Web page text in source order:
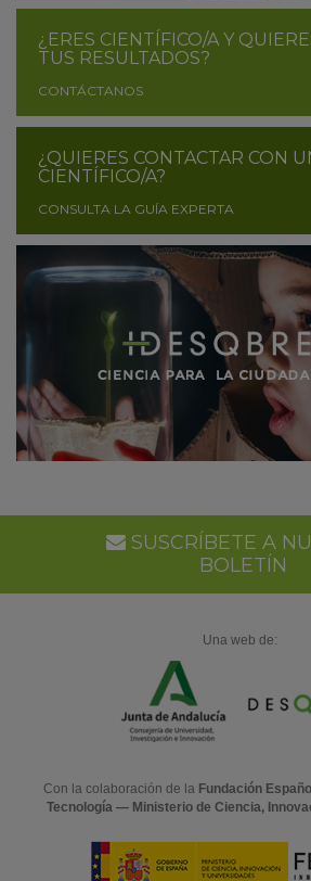
¿ERES CIENTÍFICO/A Y
TUS RESULTADOS?
CONTÁCTANOS
¿QUIERES CONTACTAR CON
CIENTÍFICO/A?
CONSULTA LA GUÍA EXPERTA
SUSCRÍBETE A
BOLETÍN
Una web de:
Con la colaboración de la Fundación
Tecnología — Ministerio de Ciencia,